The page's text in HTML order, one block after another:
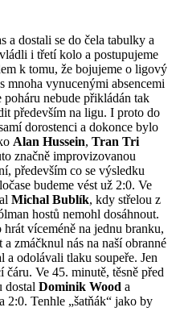
a dostali se do čela tabulky a
i třetí kolo a postupujeme
k tomu, že bojujeme o ligový
mnoha vynucenými absencemi
poháru nebude přikládán tak
především na ligu. I proto do
dorostenci a dokonce bylo
Alan Hussein, Tran Tri
značně improvizovanou
především co se výsledku
budeme vést už 2:0. Ve
Michal Bublík, kdy střelou z
hostů nemohl dosáhnout.
víceméně na jednu branku,
zmáčknul nás na naší obranné
odolávali tlaku soupeře. Jen
Ve 45. minutě, těsně před
dostal Dominik Wood a
2:0. Tenhle „šatňák“ jako by